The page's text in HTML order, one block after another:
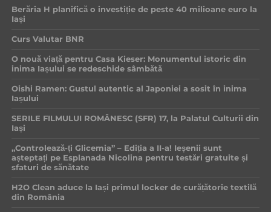
Berăria H planifică o investiție de peste 40 milioane euro la
Iași
Curs Valutar BNR
O nouă viață pentru Casa Kieser: Monumentul istoric din
inima Iașului se redeschide sâmbătă
Oishi Ramen: Gustul autentic al Japoniei a sosit în inima
Iașului
SERILE FILMULUI ROMÂNESC (SFR) 17, la Palatul Culturii din
Iași
„Controlează-ți Glicemia” – Ediția a II-a! Ieșenii sunt
așteptați pe Esplanada Nicolina pentru testări gratuite și
sfaturi de sănătate
H2O Clean aduce la Iași primul locker de curățătorie textilă
din România